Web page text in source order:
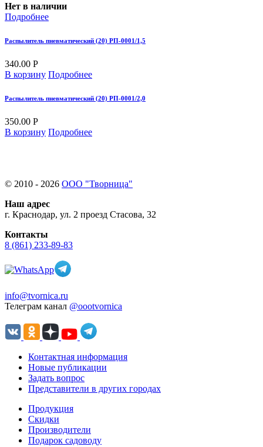
Нет в наличии
Подробнее
Распылитель пневматический (20) РП-0001/1,5
340.00 Р
В корзину Подробнее
Распылитель пневматический (20) РП-0001/2,0
350.00 Р
В корзину Подробнее
© 2010 - 2026 ООО "Творница"
Наш адрес
г. Краснодар, ул. 2 проезд Стасова, 32
Контакты
8 (861) 233-89-83
info@tvornica.ru
Телеграм канал @oootvornica
Контактная информация
Новые публикации
Задать вопрос
Представители в других городах
Продукция
Скидки
Производители
Подарок садоводу